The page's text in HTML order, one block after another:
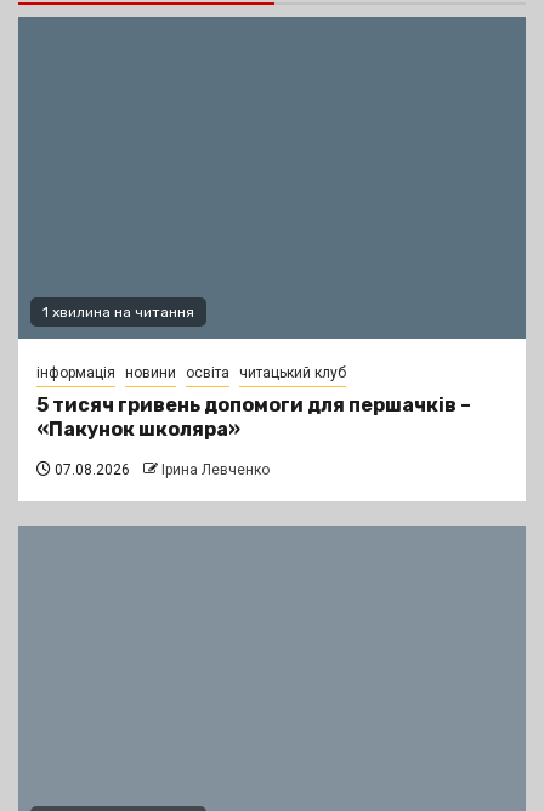
1 хвилина на читання
інформація новини освіта читацький клуб
5 тисяч гривень допомоги для першачків –
«Пакунок школяра»
07.08.2026 Ірина Левченко